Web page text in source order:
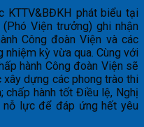
KTTV&BĐKH phát biểu tại
Viện trưởng) ghi nhận
Công đoàn Viện và các
kỳ vừa qua. Cùng với
hành Công đoàn Viện sẽ
dựng các phong trào thi
chấp hành tốt Điều lệ, Nghị
nỗ lực để đáp ứng hết yêu